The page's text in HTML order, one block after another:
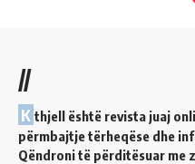
//
K thjell është revista juaj
përmbajtje tërheqëse dhe
Qëndroni të përditësuar me